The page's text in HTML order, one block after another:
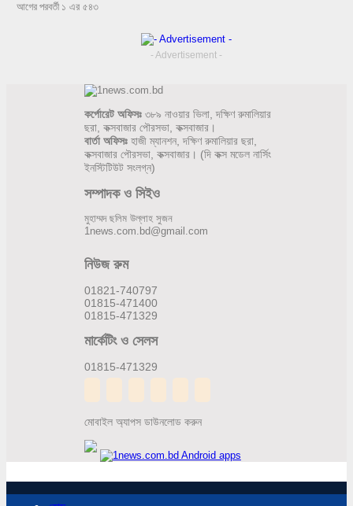
আগের পরবর্তী ১ এর ৫৪৩
- Advertisement -
কর্পোরেট অফিসঃ৩৮৯ নাওয়ার ভিলা, দক্ষিণ রুমালিয়ার
ছরা, কক্সবাজার পৌরসভা, কক্সবাজার।
বার্তা অফিসঃ হাজী ম্যানশন, দক্ষিণ রুমালিয়ার ছরা,
কক্সবাজার পৌরসভা, কক্সবাজার। (দি কক্স মডেল নার্সিং
ইনস্টিটিউট সংলগ্ন)
সম্পাদক ও সিইও
মুহাম্মদ ছলিম উল্লাহ সুজন
1news.com.bd@gmail.com
নিউজ রুম
01821-740797
01815-471400
01815-471329
মার্কেটিং ও সেলস
01815-471329
মোবাইল অ্যাপস ডাউনলোড করুন